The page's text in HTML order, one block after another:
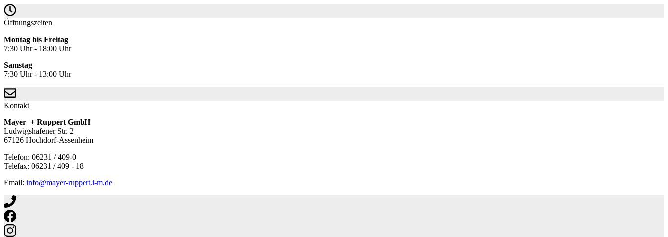
Öffnungszeiten
Montag bis Freitag
7:30 Uhr - 18:00 Uhr
Samstag
7:30 Uhr - 13:00 Uhr
Kontakt
Mayer + Ruppert GmbH
Ludwigshafener Str. 2
67126 Hochdorf-Assenheim
Telefon: 06231 / 409-0
Telefax: 06231 / 409 - 18
Email: info@mayer-ruppert.i-m.de